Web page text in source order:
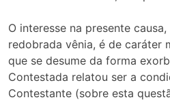
O interesse na presente
redobrada vênia, é de caráter
que se desume da forma
Contestada relatou ser a
Contestante (sobre esta